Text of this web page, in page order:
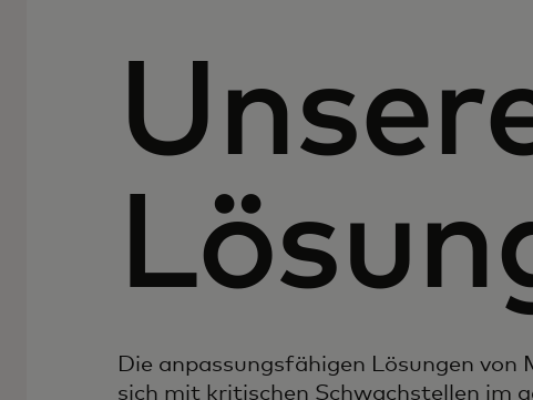
Die anpassungsfähigen Lösungen von
sich mit kritischen Schwachstellen im